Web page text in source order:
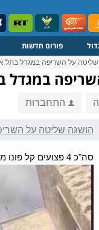
פורום חדשות
על השריפה במגדל בתל
במגדל
התחברות
הושגה שליטה על
סה"כ 4 פצועים קל פונו מהאירוע